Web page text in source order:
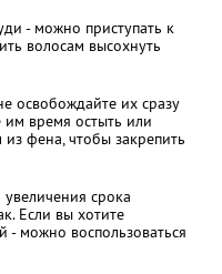
- можно приступать к
волосам высохнуть
освобождайте их сразу
им время остыть или
фена, чтобы закрепить
срока
Если вы хотите
- можно воспользоваться